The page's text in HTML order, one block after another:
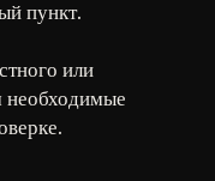
пункт.
или
необходимые